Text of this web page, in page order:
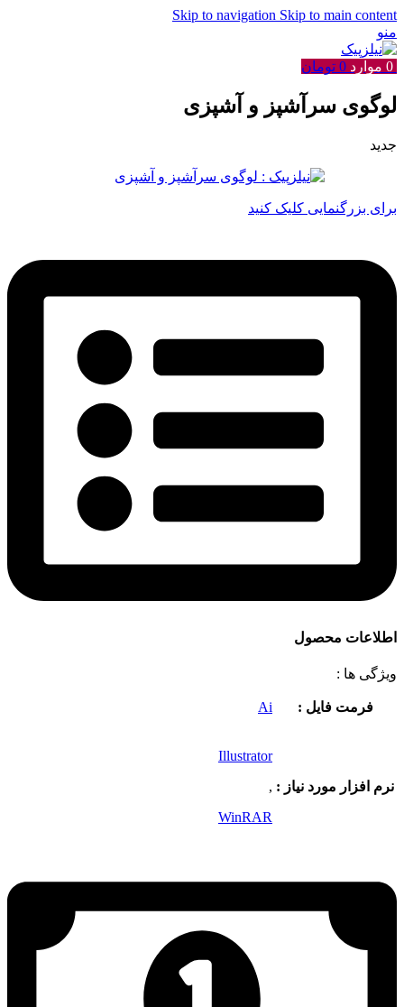
Skip to navigation Skip to main content
منو
0 موارد 0 تومان
لوگوی سرآشپز و آشپزی
جدید
برای بزرگنمایی کلیک کنید
اطلاعات محصول
ویژگی ها :
فرمت فایل : Ai
نرم افزار مورد نیاز :
Illustrator
,
WinRAR